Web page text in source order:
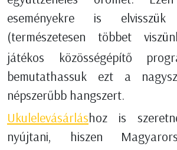
eseményekre is
(természetesen többet
játékos közösségépítő
bemutathassuk ezt a
népszerűbb hangszert.
Ukulelevásárláshoz is
nyújtani, hiszen